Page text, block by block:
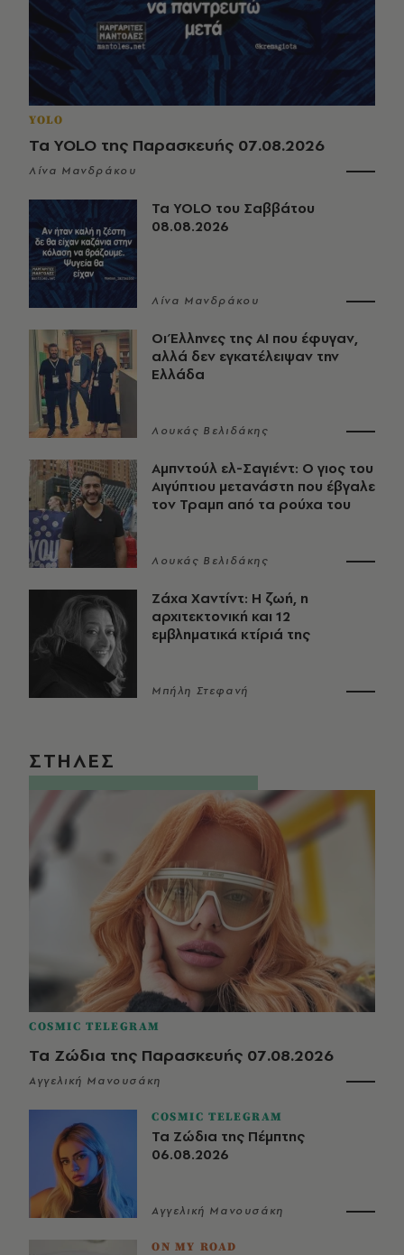
YOLO
Τα YOLO της Παρασκευής 07.08.2026
Λίνα Μανδράκου
Τα YOLO του Σαββάτου
08.08.2026
Λίνα Μανδράκου
Οι Έλληνες της ΑΙ που έφυγαν,
αλλά δεν εγκατέλειψαν την
Ελλάδα
Λουκάς Βελιδάκης
Αμπντούλ ελ-Σαγιέντ: Ο γιος του
Αιγύπτιου μετανάστη που έβγαλε
τον Τραμπ από τα ρούχα του
Λουκάς Βελιδάκης
Ζάχα Χαντίντ: Η ζωή, η
αρχιτεκτονική και 12
εμβληματικά κτίριά της
Μπήλη Στεφανή
ΣΤΗΛΕΣ
COSMIC TELEGRAM
Τα Ζώδια της Παρασκευής 07.08.2026
Αγγελική Μανουσάκη
COSMIC TELEGRAM
Τα Ζώδια της Πέμπτης
06.08.2026
Αγγελική Μανουσάκη
ON MY ROAD